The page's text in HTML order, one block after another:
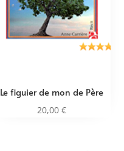
Le figuier de mon de Père
20,00 €